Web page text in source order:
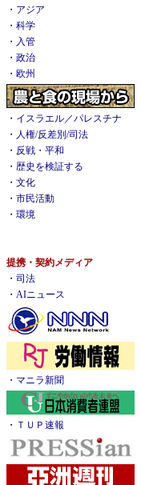
・ アジア
・ 科学
・ 入管
・ 政治
・ 欧州
・ イスラエル／パレスチナ
・ 人権/反差別/司法
・ 反戦・平和
・ 歴史を検証する
・ 文化
・ 市民活動
・ 環境
提携・契約メディア
・ 司法
・ AIニュース
・ マニラ新聞
・ ＴＵＰ速報